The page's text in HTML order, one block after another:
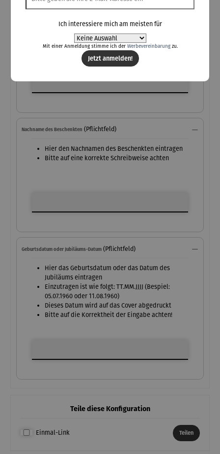
Vorname des Beschenkten(Pflichtfeld)
Bitte auf eine korrekte Schreibweise achten
max. 20 Zeichen
Nachname des Beschenkten (Pflichtfeld)
Hier den Nachnamen des Beschenkten eintragen
Bitte auf eine korrekte Schreibweise achten
Geburtsdatum oder Jubiläums-Datum (Pflichtfeld)
Hier das Geburtsdatum oder das Datum des
Jubiläums eintragen
Einzutragen ist wie folgt: TT.MM.JJJJ (Bespiel:
05.07.1960 oder 11.08.1960)
Dieses Datum wird auf das Cover abgedruckt
Bitte auf die Korrektheit der Eingabe achten!
Teile diese Konfiguration
Einmal-Link Teilen
Ich interessiere mich am meisten für
Mit einer Anmeldung stimme ich der Werbevereinbarungzu.
Jetzt anmelden!